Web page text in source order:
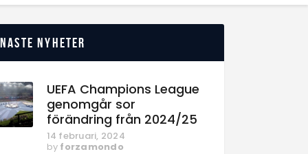
nyheter
UEFA Champions League
genomgår sor
förändring från 2024/25
14 februari, 2024
by forzamondo